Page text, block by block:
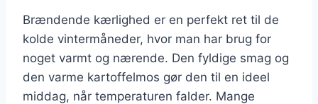
Brændende kærlighed er en perfekt ret til de
kolde vintermåneder, hvor man har brug for
noget varmt og nærende. Den fyldige smag og
den varme kartoffelmos gør den til en ideel
middag, når temperaturen falder. Mange